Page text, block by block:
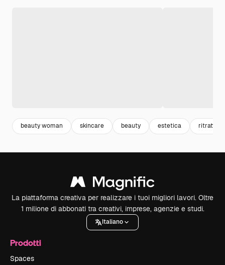
beauty woman skincare beauty estetica ritratto
La piattaforma creativa per realizzare i tuoi migliori lavori. Oltre
1 milione di abbonati tra creativi, imprese, agenzie e studi.
Italiano
Prodotti
Spaces